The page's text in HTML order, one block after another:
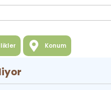
Konum